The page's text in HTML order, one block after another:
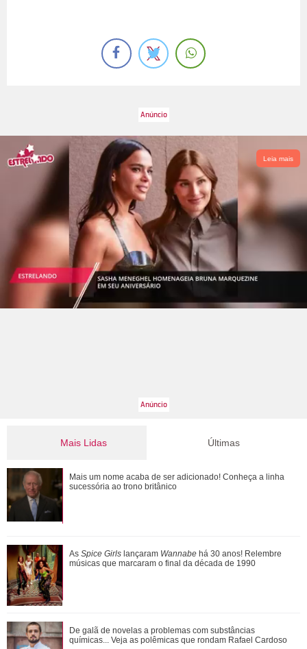
Leia mais
Mais Lidas
Caroline Dallarosa revela que está grávida do primeiro filho!
Veja as famosas que anunciara...
Além de Ariana Grande, confira famosas que já foram
criticadas pelos corpos magros (e rebat...
Pedro reage mal à visita de Pilar. Confira aqui o que vai
rolar nesta quinta-feira na novel...
Últimas
Mais um nome acaba de ser adicionado! Conheça a linha
sucessória ao trono britânico
As Spice Girls lançaram Wannabe há 30 anos! Relembre
músicas que marcaram o final da década de 1990
De galã de novelas a problemas com substâncias
químicas... Veja as polêmicas que rondam Rafael Cardoso